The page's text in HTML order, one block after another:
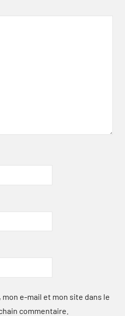
e-mail et mon site dans le
commentaire.